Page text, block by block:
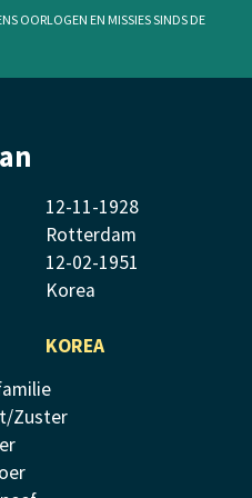
oorlogen en missies sinds de
12-11-1928
Rotterdam
12-02-1951
Korea
KOREA
Zuster